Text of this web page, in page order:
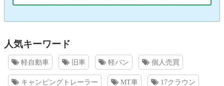
人気キーワード
軽自動車 旧車 軽バン 個人売買
キャンピングトレーラー MT車 17クラウン